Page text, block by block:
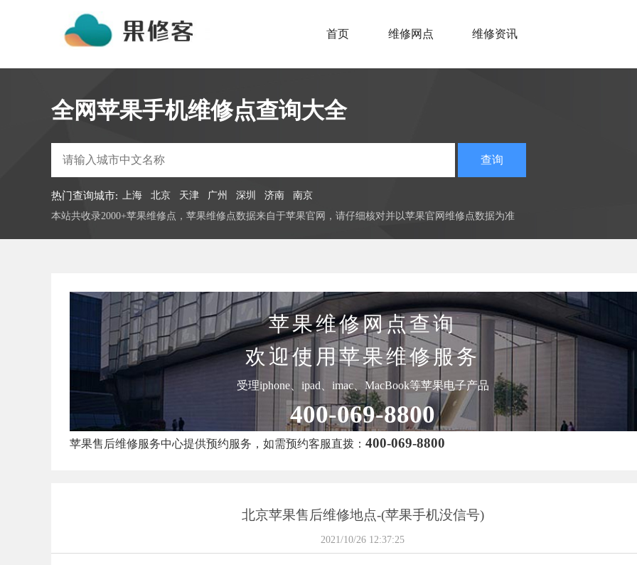
首页 维修网点 维修资讯
全网苹果手机维修点查询大全
查询
热门查询城市: 上海 北京 天津 广州 深圳 济南
南京
本站共收录2000+苹果维修点，苹果维修点数据来自于苹果官网，请仔细核对并以苹果官网维修点数据为准
苹果维修网点查询
欢迎使用苹果维修服务
受理iphone、ipad、imac、MacBook等苹果电子产品
400-069-8800
苹果售后维修服务中心提供预约服务，如需预约客服直拨：400-069-8800
北京苹果售后维修地点-(苹果手机没信号)
2021/10/26 12:37:25